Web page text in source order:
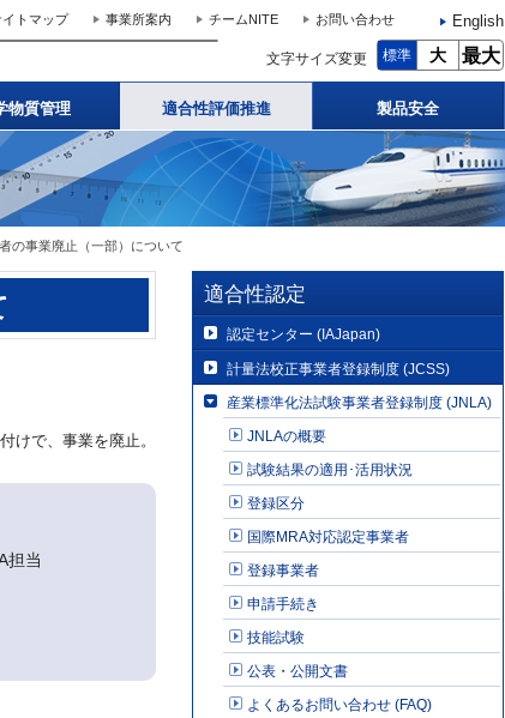
イトマップ 事業所案内 チームNITE お問い合わせ English
文字サイズ変更 標準 大 最大
物質管理 適合性評価推進 製品安全
の事業廃止（一部）について
けで、事業を廃止。
当
適合性認定
認定センター (IAJapan)
計量法校正事業者登録制度 (JCSS)
産業標準化法試験事業者登録制度 (JNLA)
JNLAの概要
試験結果の適用･活用状況
登録区分
国際MRA対応認定事業者
登録事業者
申請手続き
技能試験
公表・公開文書
よくあるお問い合わせ (FAQ)